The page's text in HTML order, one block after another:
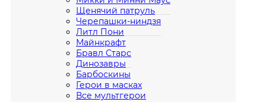
Щенячий патруль
Черепашки-ниндзя
Литл Пони
Майнкрафт
Бравл Старс
Динозавры
Барбоскины
Герои в масках
Все мультгерои